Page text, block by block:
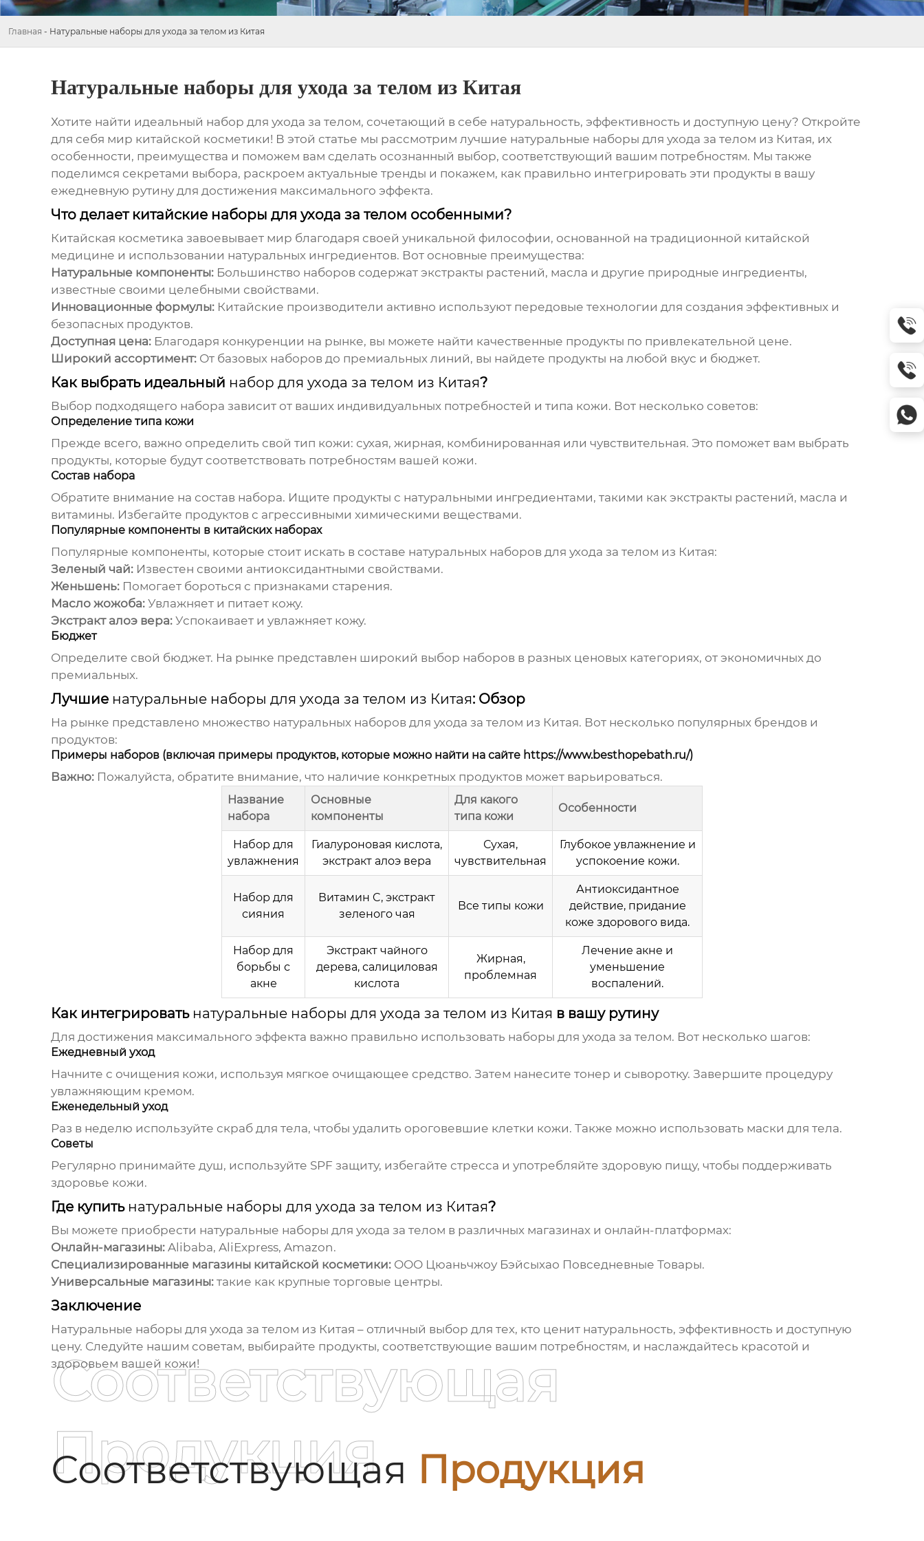
Главная - Натуральные наборы для ухода за телом из Китая
Натуральные наборы для ухода за телом из Китая
Хотите найти идеальный набор для ухода за телом, сочетающий в себе натуральность, эффективность и доступную цену? Откройте
для себя мир китайской косметики! В этой статье мы рассмотрим лучшие натуральные наборы для ухода за телом из Китая, их
особенности, преимущества и поможем вам сделать осознанный выбор, соответствующий вашим потребностям. Мы также
поделимся секретами выбора, раскроем актуальные тренды и покажем, как правильно интегрировать эти продукты в вашу
ежедневную рутину для достижения максимального эффекта.
Что делает китайские наборы для ухода за телом особенными?
Китайская косметика завоевывает мир благодаря своей уникальной философии, основанной на традиционной китайской
медицине и использовании натуральных ингредиентов. Вот основные преимущества:
Натуральные компоненты:Большинство наборов содержат экстракты растений, масла и другие природные ингредиенты,
известные своими целебными свойствами.
Инновационные формулы:Китайские производители активно используют передовые технологии для создания эффективных и
безопасных продуктов.
Доступная цена:Благодаря конкуренции на рынке, вы можете найти качественные продукты по привлекательной цене.
Широкий ассортимент:От базовых наборов до премиальных линий, вы найдете продукты на любой вкус и бюджет.
Как выбрать идеальный набор для ухода за телом из Китая?
Выбор подходящего набора зависит от ваших индивидуальных потребностей и типа кожи. Вот несколько советов:
Определение типа кожи
Прежде всего, важно определить свой тип кожи: сухая, жирная, комбинированная или чувствительная. Это поможет вам выбрать
продукты, которые будут соответствовать потребностям вашей кожи.
Состав набора
Обратите внимание на состав набора. Ищите продукты с натуральными ингредиентами, такими как экстракты растений, масла и
витамины. Избегайте продуктов с агрессивными химическими веществами.
Популярные компоненты в китайских наборах
Популярные компоненты, которые стоит искать в составе натуральных наборов для ухода за телом из Китая:
Зеленый чай:Известен своими антиоксидантными свойствами.
Женьшень:Помогает бороться с признаками старения.
Масло жожоба:Увлажняет и питает кожу.
Экстракт алоэ вера:Успокаивает и увлажняет кожу.
Бюджет
Определите свой бюджет. На рынке представлен широкий выбор наборов в разных ценовых категориях, от экономичных до
премиальных.
Лучшие натуральные наборы для ухода за телом из Китая: Обзор
На рынке представлено множество натуральных наборов для ухода за телом из Китая. Вот несколько популярных брендов и
продуктов:
Примеры наборов (включая примеры продуктов, которые можно найти на сайте https://www.besthopebath.ru/)
Важно:Пожалуйста, обратите внимание, что наличие конкретных продуктов может варьироваться.
Название
набора
Основные
компоненты
Для какого
типа кожи
Особенности
Набор для
увлажнения
Гиалуроновая кислота,
экстракт алоэ вера
Сухая,
чувствительная
Глубокое увлажнение и
успокоение кожи.
Набор для
сияния
Витамин C, экстракт
зеленого чая
Все типы кожи
Антиоксидантное
действие, придание
коже здорового вида.
Набор для
борьбы с
акне
Экстракт чайного
дерева, салициловая
кислота
Жирная,
проблемная
Лечение акне и
уменьшение
воспалений.
Как интегрировать натуральные наборы для ухода за телом из Китая в вашу рутину
Для достижения максимального эффекта важно правильно использовать наборы для ухода за телом. Вот несколько шагов:
Ежедневный уход
Начните с очищения кожи, используя мягкое очищающее средство. Затем нанесите тонер и сыворотку. Завершите процедуру
увлажняющим кремом.
Еженедельный уход
Раз в неделю используйте скраб для тела, чтобы удалить ороговевшие клетки кожи. Также можно использовать маски для тела.
Советы
Регулярно принимайте душ, используйте SPF защиту, избегайте стресса и употребляйте здоровую пищу, чтобы поддерживать
здоровье кожи.
Где купить натуральные наборы для ухода за телом из Китая?
Вы можете приобрести натуральные наборы для ухода за телом в различных магазинах и онлайн-платформах:
Онлайн-магазины:Alibaba, AliExpress, Amazon.
Специализированные магазины китайской косметики: ООО Цюаньчжоу Бэйсыхао Повседневные Товары.
Универсальные магазины:такие как крупные торговые центры.
Заключение
Натуральные наборы для ухода за телом из Китая – отличный выбор для тех, кто ценит натуральность, эффективность и доступную
цену. Следуйте нашим советам, выбирайте продукты, соответствующие вашим потребностям, и наслаждайтесь красотой и
здоровьем вашей кожи!
Соответствующая Продукция
Соответствующая
Продукция